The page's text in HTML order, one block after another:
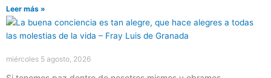
Leer más »
miércoles 5 agosto, 2026